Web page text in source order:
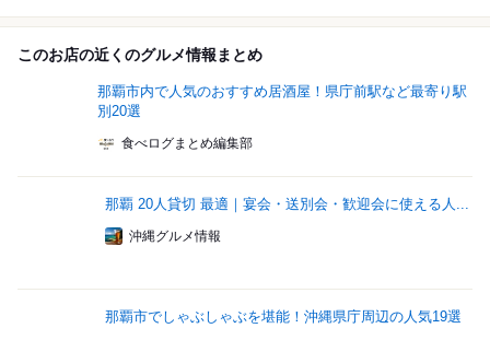
このお店の近くのグルメ情報まとめ
那覇市内で人気のおすすめ居酒屋！県庁前駅など最寄り駅
別20選
食べログまとめ編集部
那覇 20人貸切 最適｜宴会・送別会・歓迎会に使える人...
沖縄グルメ情報
那覇市でしゃぶしゃぶを堪能！沖縄県庁周辺の人気19選